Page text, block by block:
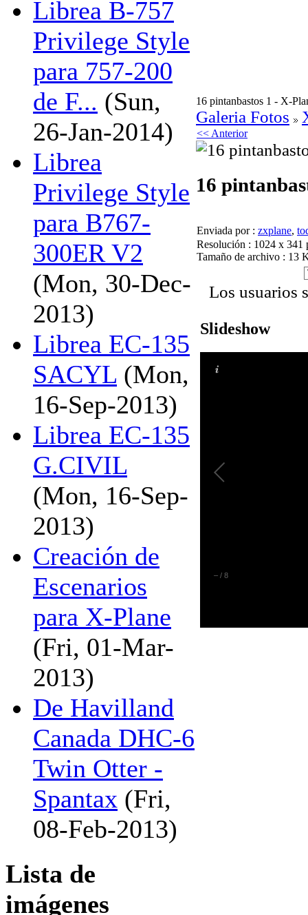
Librea B-757
Privilege Style
para 757-200
de F... (Sun,
26-Jan-2014)
Librea
Privilege Style
para B767-
300ER V2
(Mon, 30-Dec-
2013)
Librea EC-135
SACYL (Mon,
16-Sep-2013)
Librea EC-135
G.CIVIL
(Mon, 16-Sep-
2013)
Creación de
Escenarios
para X-Plane
(Fri, 01-Mar-
2013)
De Havilland
Canada DHC-6
Twin Otter -
Spantax (Fri,
08-Feb-2013)
Lista de
imágenes
16 pintanbastos 1 - X-
Galeria Fotos
<< Anterior
16
Enviada por : zxplane,
Resolución : 1024 x 341
Tamaño de archivo : 13
Los usuarios
Slideshow
– / 8